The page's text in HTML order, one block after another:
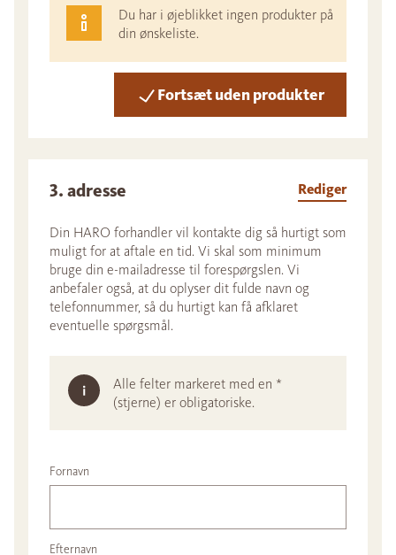
Du har i øjeblikket ingen produkter på
din ønskeliste.
Fortsæt uden produkter
3. adresse Rediger
Din HARO forhandler vil kontakte dig så hurtigt som
muligt for at aftale en tid. Vi skal som minimum
bruge din e-mailadresse til forespørgslen. Vi
anbefaler også, at du oplyser dit fulde navn og
telefonnummer, så du hurtigt kan få afklaret
eventuelle spørgsmål.
Alle felter markeret med en *
(stjerne) er obligatoriske.
Fornavn
Efternavn